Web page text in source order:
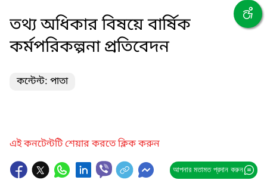
তথ্য অধিকার বিষয়ে বার্ষিক
কর্মপরিকল্পনা প্রতিবেদন
কন্টেন্ট: পাতা
এই কনটেন্টটি শেয়ার করতে ক্লিক করুন
আপনার মতামত প্রদান করুন